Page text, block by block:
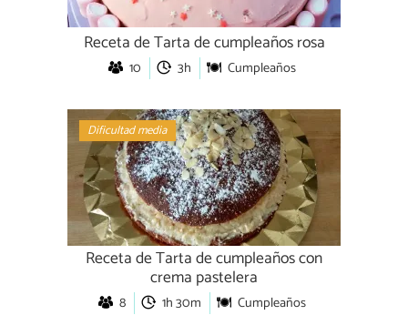
Receta de Tarta de cumpleaños rosa
10 3h Cumpleaños
Dificultad media
Receta de Tarta de cumpleaños con
crema pastelera
8 1h 30m Cumpleaños